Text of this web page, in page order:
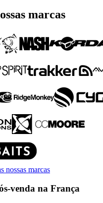
marcas
nossas marcas
venda na França